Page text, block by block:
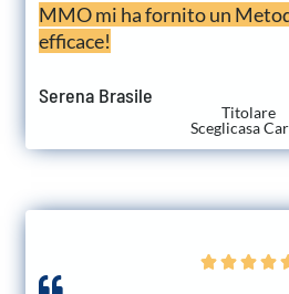
MMO mi ha fornito un
efficace!
Serena Brasile
Titolare
Sceglicasa
   